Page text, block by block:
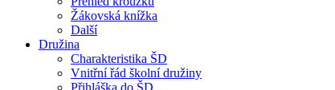
Žákovská knížka
Další
Družina
Charakteristika ŠD
Vnitřní řád školní družiny
Přihláška do ŠD